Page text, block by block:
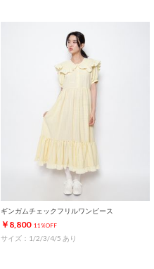
ギンガムチェックフリルワンピース
￥8,800 11%OFF
サイズ：1/2/3/4/5 あり